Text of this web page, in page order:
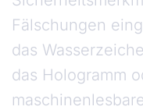
Fälschungen
das
das Hologramm